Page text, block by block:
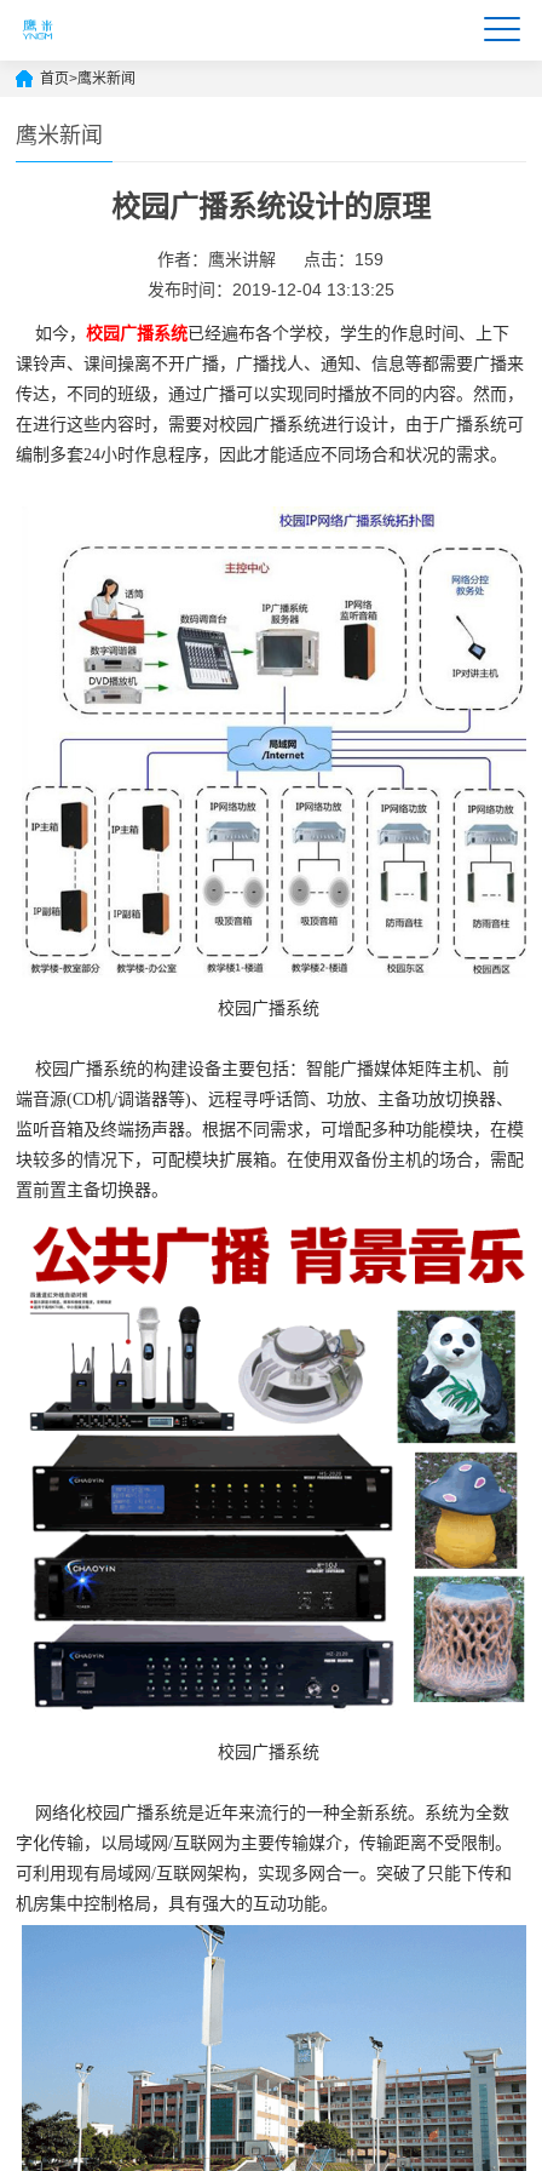
首页>鹰米新闻
鹰米新闻
校园广播系统设计的原理
作者：鹰米讲解
点击：159
发布时间：2019-12-04 13:13:25
如今，校园广播系统已经遍布各个学校，学生的作息时间、上下
课铃声、课间操离不开广播，广播找人、通知、信息等都需要广播来
传达，不同的班级，通过广播可以实现同时播放不同的内容。然而，
在进行这些内容时，需要对校园广播系统进行设计，由于广播系统可
编制多套24小时作息程序，因此才能适应不同场合和状况的需求。
校园广播系统
校园广播系统的构建设备主要包括：智能广播媒体矩阵主机、前
端音源(CD机/调谐器等)、远程寻呼话筒、功放、主备功放切换器、
监听音箱及终端扬声器。根据不同需求，可增配多种功能模块，在模
块较多的情况下，可配模块扩展箱。在使用双备份主机的场合，需配
置前置主备切换器。
校园广播系统
网络化校园广播系统是近年来流行的一种全新系统。系统为全数
字化传输，以局域网/互联网为主要传输媒介，传输距离不受限制。
可利用现有局域网/互联网架构，实现多网合一。突破了只能下传和
机房集中控制格局，具有强大的互动功能。